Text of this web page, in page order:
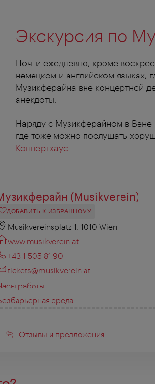
Экскурсия по
Почти ежедневно, кроме
немецком и английском языках,
Музикферайна вне концертной
анекдоты.
Наряду с Музикферайном в Вене
где тоже можно послушать
Концертхаус.
(Musikverein)
ДОБАВИТЬ К ИЗБРАННОМУ
Musikvereinsplatz 1, 1010 Wien
www.musikverein.at
+43 1 505 81 90
tickets@musikverein.at
работы
среда
Отзывы
Отзывы и предложения